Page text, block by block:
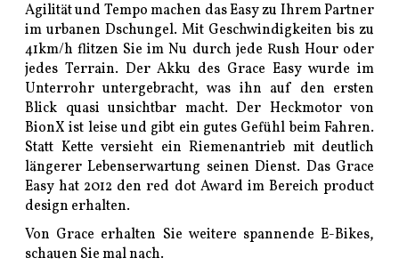
Agilität und Tempo machen das Easy zu Ihrem Partner
im urbanen Dschungel. Mit Geschwindigkeiten bis zu
41km/h flitzen Sie im Nu durch jede Rush Hour oder
jedes Terrain. Der Akku des Grace Easy wurde im
Unterrohr untergebracht, was ihn auf den ersten
Blick quasi unsichtbar macht. Der Heckmotor von
BionX ist leise und gibt ein gutes Gefühl beim Fahren.
Statt Kette versieht ein Riemenantrieb mit deutlich
längerer Lebenserwartung seinen Dienst. Das Grace
Easy hat 2012 den red dot Award im Bereich product
design erhalten.
Von Grace erhalten Sie weitere spannende E-Bikes,
schauen Sie mal nach.